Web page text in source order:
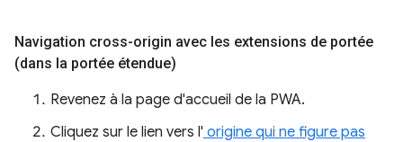
Navigation cross-origin avec les extensions de portée
(dans la portée étendue)
Revenez à la page d'accueil de la PWA.
Cliquez sur le lien vers l' origine qui ne figure pas